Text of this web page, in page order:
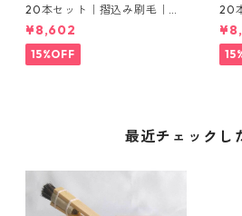
20本セット｜摺込み刷毛｜夏
毛（毛質が硬い）1分
¥8,602
15%OFF
20
毛
最近チェックし